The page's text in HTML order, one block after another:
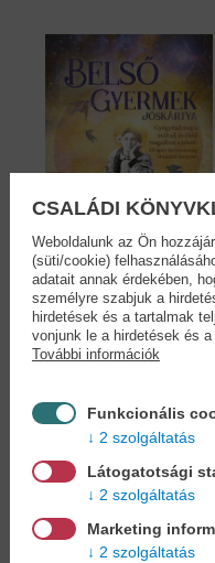
Belső gyermek
jóskártya -...
Amanda Lynn Aisling
CSALÁDI
Weboldalunk az Ön
(süti/cookie)
adatait annak érdekében,
személyre szabjuk a
hirdetések és a tartalmak
vonjunk le a hirdetések és
További információk
Funkcionális
2 szolgáltatás
Látogatotsági
2 szolgáltatás
Marketing
2 szolgáltatás